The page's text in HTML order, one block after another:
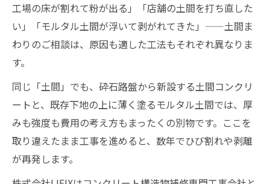
工場の床が割れて粉が出る」「店舗の土間を打ち直した
い」「モルタル土間が浮いて剥がれてきた」——土間ま
わりのご相談は、原因も適した工法もそれぞれ異なりま
す。
同じ「土間」でも、砕石路盤から新設する土間コンクリ
ートと、既存下地の上に薄く塗るモルタル土間では、厚
みも強度も費用の考え方もまったくの別物です。ここを
取り違えたまま工事を進めると、数年でひび割れや剥離
が再発します。